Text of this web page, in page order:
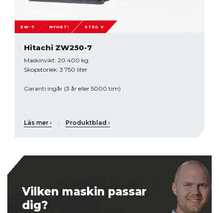
ZW-7 NYHET! STEG V
Hitachi ZW250-7
Maskinvikt: 20 400 kg
Skopstorlek: 3 750 liter
Garanti ingår (3 år eller 5000 tim)
Läs mer › | Produktblad›
Vilken maskin passar
dig?